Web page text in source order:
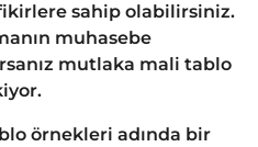
sahip olabilirsiniz.
muhasebe
mutlaka mali tablo
örnekleri adında bir